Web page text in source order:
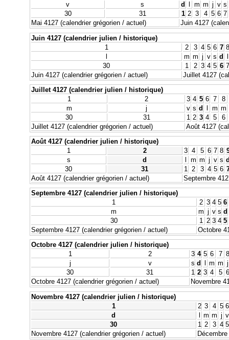
v
s d m m j v s
30
31 1 2 3 4 5 6 7
Mai 4127 (calendrier grégorien / actuel)
Juin 4127
Juin 4127 (calendrier julien / historique)
1
2 3 4 5 6 7 8
l
m m j v s d l
30
1 2 3 4 5 6 7
Juin 4127 (calendrier grégorien / actuel)
Juillet 4127
Juillet 4127 (calendrier julien / historique)
1
2 3 4 5 6 7
8
m
j v s d m m
30
31 1 2 3 4 5
6
Juillet 4127 (calendrier grégorien / actuel)
Août 4127
Août 4127 (calendrier julien / historique)
1
2 3 4 5 6 7 8
s
d m m j v s
30
31 1 2 3 4 5 6
Août 4127 (calendrier grégorien / actuel)
Septembre
Septembre 4127 (calendrier julien / historique)
1
2 3 4 5 6
m
m j v s d
30
1 2 3 4 5
Septembre 4127 (calendrier grégorien / actuel)
Octobre
Octobre 4127 (calendrier julien / historique)
1
2 3 4 5 6 7 8
j
v s d m m j
30
31 1 2 3 4 5 6
Octobre 4127 (calendrier grégorien / actuel)
Novembre
Novembre 4127 (calendrier julien / historique)
1
2 3 4 5 6
d
l m m j v
30
1 2 3 4 5
Novembre 4127 (calendrier grégorien / actuel)